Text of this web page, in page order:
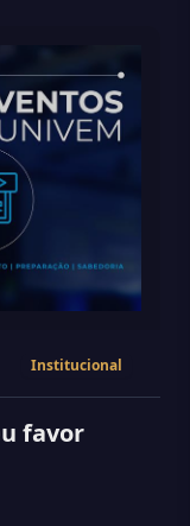
Institucional
favor